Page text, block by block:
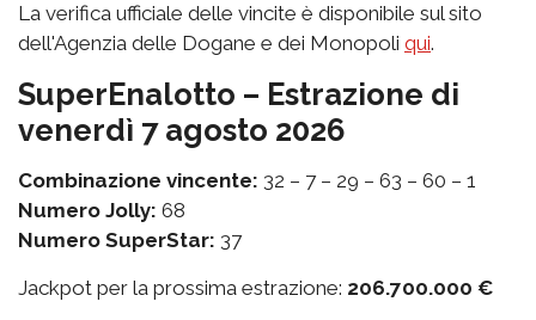
La verifica ufficiale delle vincite è disponibile sul sito
dell'Agenzia delle Dogane e dei Monopoli qui.
SuperEnalotto – Estrazione di
venerdì 7 agosto 2026
Combinazione vincente: 32 – 7 – 29 – 63 – 60 – 1
Numero Jolly: 68
Numero SuperStar: 37
Jackpot per la prossima estrazione: 206.700.000 €